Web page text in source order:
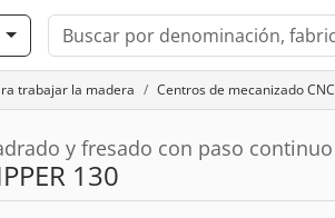
trabajar la madera Centros de mecanizado CNC
y fresado con paso continuo
130